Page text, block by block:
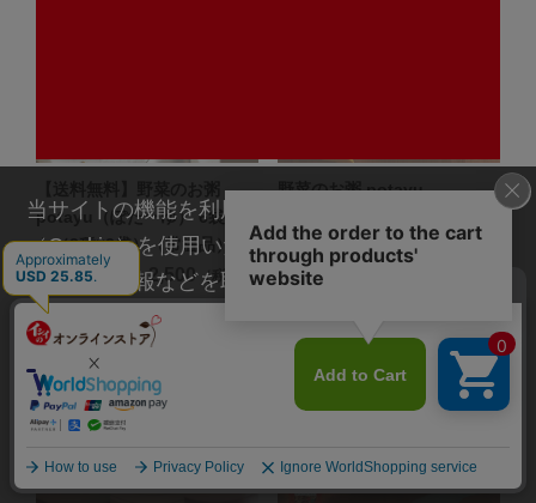
potayu（ぽたーゆ） 6袋セッ
ト（3種×2袋）（常温品）
￥2,500（税込）
野菜のお粥 potayu
キン）5袋（常温品）
当サイトの機能を利用するためにクッキー
（Cookie）を使用いたします。その際に、閲覧履
歴や属性情報などを取得いたしますが、お客様の
個人情報を特定することは行っておりません。詳
細に関しては「
プライバシーポリシー
」をお読み
ください。